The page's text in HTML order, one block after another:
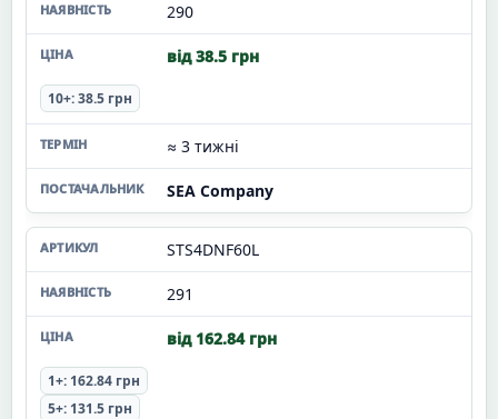
290
від 38.5 грн
10+: 38.5 грн
≈ 3 тижні
SEA Company
STS4DNF60L
291
від 162.84 грн
1+: 162.84 грн
5+: 131.5 грн